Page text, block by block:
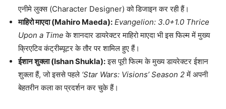
एनीमे लुक्स (Character Designer) को डिजाइन कर रही हैं।
माहिरो माएदा (Mahiro Maeda): Evangelion: 3.0+1.0 Thrice
Upon a Time के शानदार डायरेक्टर माहिरो माएदा भी इस फिल्म में मुख्य
क्रिएटिव कंट्रीब्यूटर के तौर पर शामिल हुए हैं।
ईशान शुक्ला (Ishan Shukla):इस पूरी फिल्म के मुख्य डायरेक्टर ईशान
शुक्ला हैं, जो इससे पहले ‘Star Wars: Visions’ Season 2में अपनी
बेहतरीन कला का प्रदर्शन कर चुके हैं।